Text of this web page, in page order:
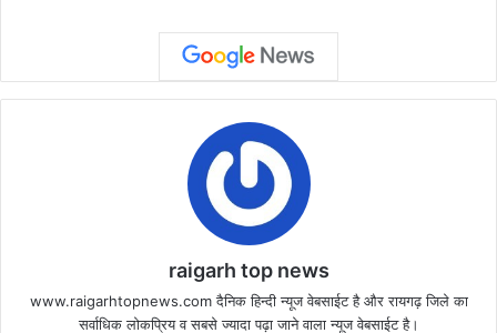
raigarh top news
www.raigarhtopnews.com दैनिक हिन्दी न्यूज वेबसाईट है और रायगढ़ जिले का
सर्वाधिक लोकप्रिय व सबसे ज्यादा पढ़ा जाने वाला न्यूज वेबसाईट है।